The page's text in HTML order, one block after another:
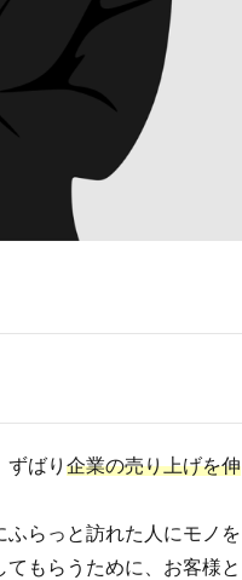
ばり 企業の売り上げを伸
らっと訪れた人にモノを
もらうために、お客様と